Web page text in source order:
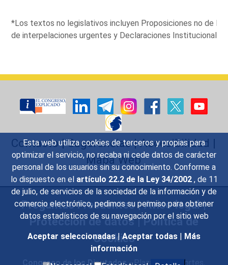
Esta web utiliza cookies de terceros y propias para
optimizar el servicio, no recaba ni cede datos de carácter
personal de los usuarios sin su conocimiento. Conforme a
lo dispuesto en el artículo 22.2 de la Ley 34/2002 , de 11
de julio, de servicios de la sociedad de la información y de
comercio electrónico, pedimos su permiso para obtener
datos estadísticos de su navegación por el sitio web
Aceptar seleccionadas | Aceptar todas | Más
información
*Los textos no legislativos incluyen Proposiciones no de
de interpelaciones urgentes y Declaraciones Institucionales.
Contacto|Sugerencias|Accesibilidad |
Mapa Web
Preguntas Frecuentes|Aviso legal|
Protección de datos|Política de
Cookies
Congreso de los Diputados- Plaza de las Cortes,